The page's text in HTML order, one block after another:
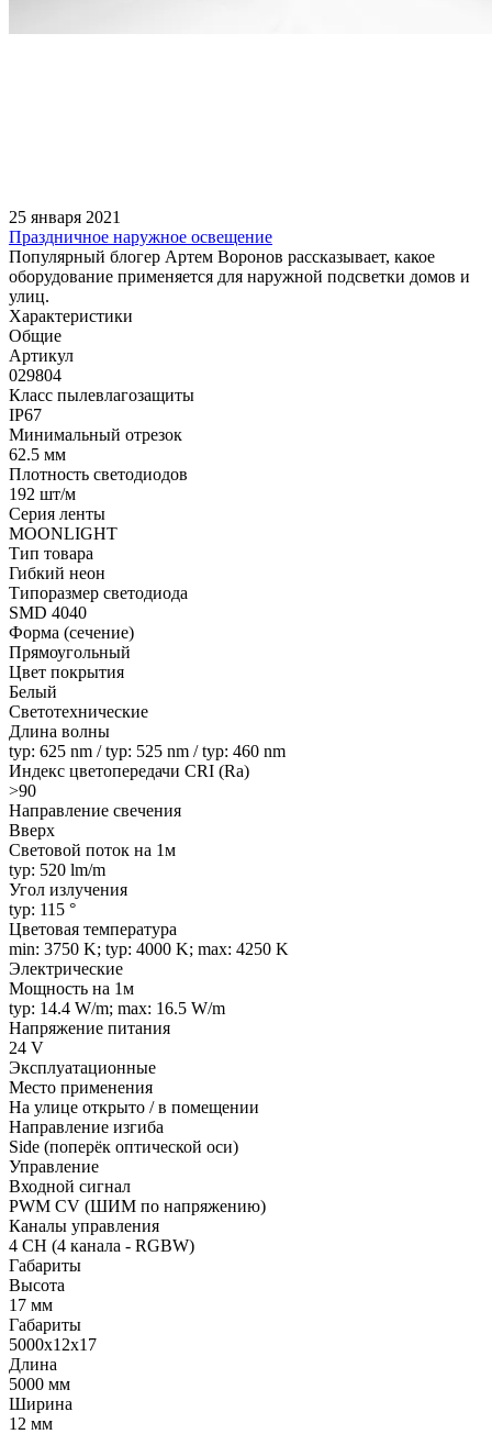
25 января 2021
Праздничное наружное освещение
Популярный блогер Артем Воронов рассказывает, какое
оборудование применяется для наружной подсветки домов и
улиц.
Характеристики
Общие
Артикул
029804
Класс пылевлагозащиты
IP67
Минимальный отрезок
62.5 мм
Плотность светодиодов
192 шт/м
Серия ленты
MOONLIGHT
Тип товара
Гибкий неон
Типоразмер светодиода
SMD 4040
Форма (сечение)
Прямоугольный
Цвет покрытия
Белый
Светотехнические
Длина волны
typ: 625 nm / typ: 525 nm / typ: 460 nm
Индекс цветопередачи CRI (Ra)
>90
Направление свечения
Вверх
Световой поток на 1м
typ: 520 lm/m
Угол излучения
typ: 115 °
Цветовая температура
min: 3750 K; typ: 4000 K; max: 4250 K
Электрические
Мощность на 1м
typ: 14.4 W/m; max: 16.5 W/m
Напряжение питания
24 V
Эксплуатационные
Место применения
На улице открыто / в помещении
Направление изгиба
Side (поперёк оптической оси)
Управление
Входной сигнал
PWM СV (ШИМ по напряжению)
Каналы управления
4 CH (4 канала - RGBW)
Габариты
Высота
17 мм
Габариты
5000x12x17
Длина
5000 мм
Ширина
12 мм